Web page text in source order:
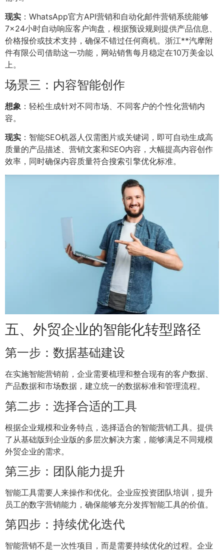
现实 ：WhatsApp官方API营销和自动化邮件营销系统能够
7×24小时自动响应客户询盘，根据预设规则提供产品信息、
价格报价或技术支持，确保不错过任何商机。浙江**汽摩附
件有限公司借助这一功能，网站销售每月稳定在10万美金以
上。
场景三：内容智能创作
想象 ：轻松生成针对不同市场、不同客户的个性化营销内
容。
现实 ：智能SEO机器人仅需图片或关键词，即可自动生成高
质量的产品描述、营销文案和SEO内容，大幅提高内容创作
效率，同时确保内容质量符合搜索引擎优化标准。
五、外贸企业的智能化转型路径
第一步：数据基础建设
在实施智能营销前，企业需要梳理和整合现有的客户数据、
产品数据和市场数据，建立统一的数据标准和管理流程。
第二步：选择合适的工具
根据企业规模和业务特点，选择适合的智能营销工具。提供
了从基础版到企业版的多层次解决方案，能够满足不同规模
外贸企业的需求。
第三步：团队能力提升
智能工具需要人来操作和优化。企业应投资团队培训，提升
员工的数字营销能力，确保能够充分发挥智能工具的价值。
第四步：持续优化迭代
智能营销不是一次性项目，而是需要持续优化的过程。企业